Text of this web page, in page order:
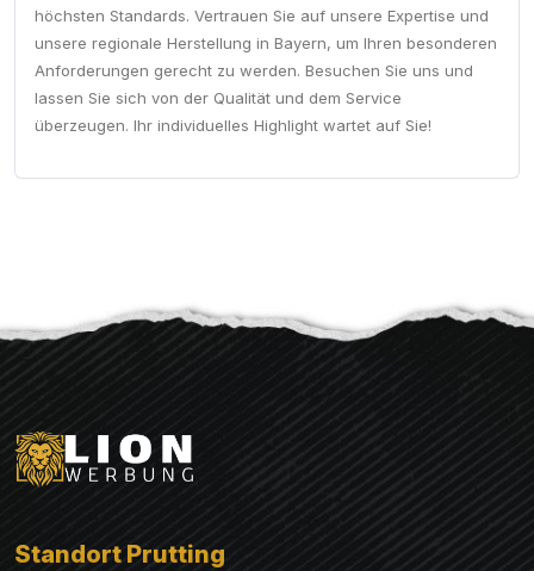
höchsten Standards. Vertrauen Sie auf unsere Expertise und
unsere regionale Herstellung in Bayern, um Ihren besonderen
Anforderungen gerecht zu werden. Besuchen Sie uns und
lassen Sie sich von der Qualität und dem Service
überzeugen. Ihr individuelles Highlight wartet auf Sie!
Standort Prutting